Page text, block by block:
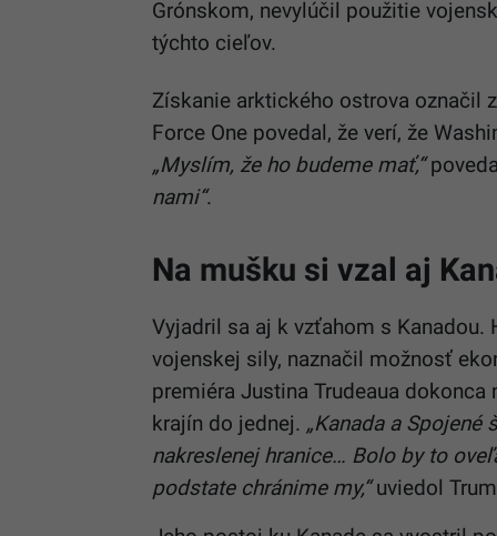
Grónskom, nevylúčil použitie
týchto cieľov.
Získanie arktického ostrova označil
Force One povedal, že verí, že
„Myslím, že ho budeme mať,“
nami“.
Na mušku si vzal aj
Vyjadril sa aj k vzťahom s
vojenskej sily, naznačil možnosť
premiéra Justina Trudeaua
krajín do jednej. „Kanada a
nakreslenej hranice… Bolo by to
podstate chránime my,“uviedol